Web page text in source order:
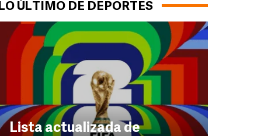
LO ÚLTIMO DE DEPORTES
Lista actualizada de